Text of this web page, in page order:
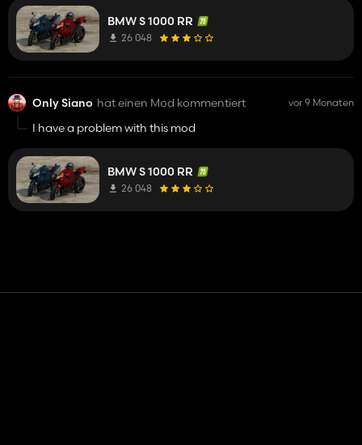
and does not respond to keys or controls
BMW S 1000 RR
26 048
Only Siano hat einen Mod kommentiert vor 9 Monaten
I have a problem with this mod
BMW S 1000 RR
26 048